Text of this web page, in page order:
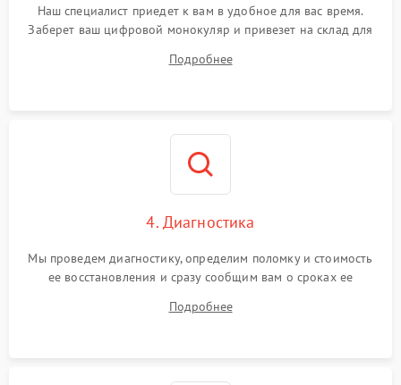
Наш специалист приедет к вам в удобное для вас время.
Заберет ваш цифровой монокуляр и привезет на склад для
Подробнее
4. Диагностика
Мы проведем диагностику, определим поломку и стоимость
ее восстановления и сразу сообщим вам о сроках ее
Подробнее